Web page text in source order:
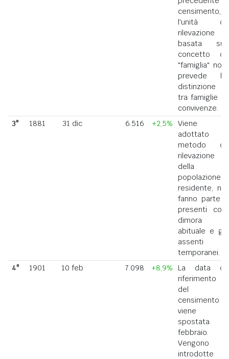
censimento,
l'unità di
rilevazione
basata sul
concetto di
"famiglia" non
prevede la
distinzione
tra famiglie e
convivenze.
3°
1881 31 dic 6.516 +2,5%
Viene
adottato il
metodo di
rilevazione
della
popolazione
residente, ne
fanno parte i
presenti con
dimora
abituale e gli
assenti
temporanei.
4°
1901 10 feb 7.098 +8,9%
La data di
riferimento
del
censimento
viene
spostata a
febbraio.
Vengono
introdotte